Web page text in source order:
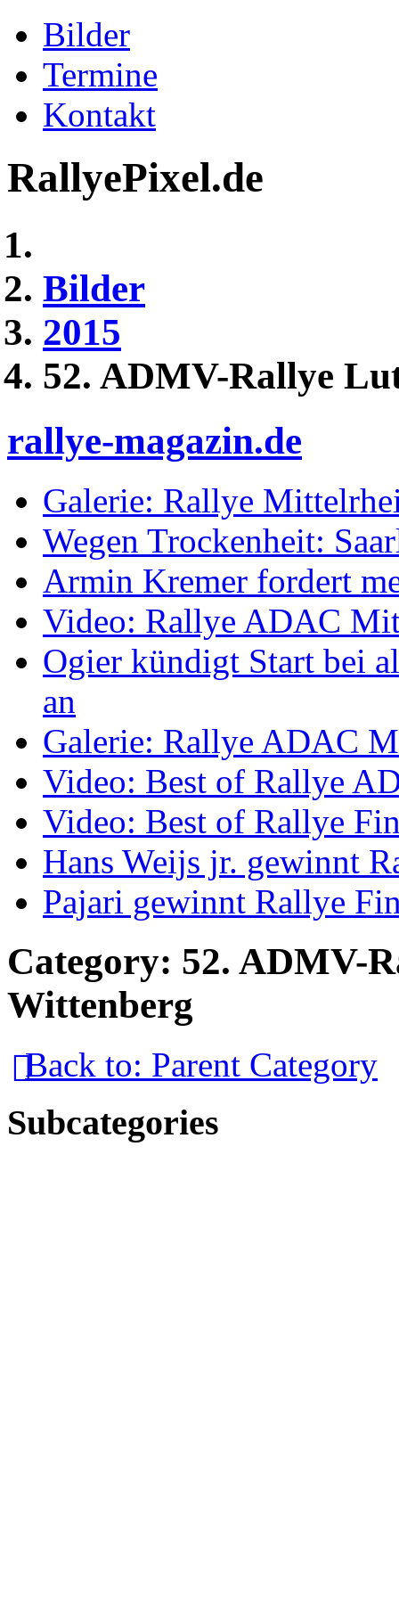
Bilder
Termine
Kontakt
RallyePixel.de
Bilder
2015
52. ADMV-Rallye
rallye-magazin.de
Galerie: Rallye
Wegen Trockenheit:
Armin Kremer fordert
Video: Rallye ADAC
Ogier kündigt Start bei
an
Galerie: Rallye ADAC
Video: Best of Rallye
Video: Best of Rallye
Hans Weijs jr. gewinnt
Pajari gewinnt Rallye
Category: 52. ADMV-
Wittenberg
Back to: Parent Category
Subcategories